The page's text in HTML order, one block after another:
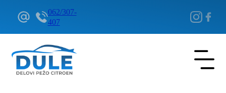
062/307-
407